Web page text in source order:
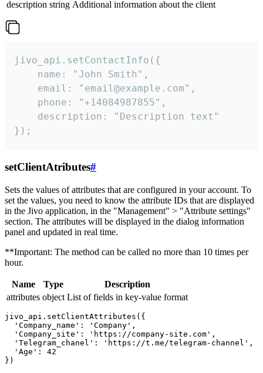
description string Additional information about the client
jivo_api.setContactInfo({
    name: "John Smith",
    email: "email@example.com",
    phone: "+14084987855",
    description: "Description text"
});
setClientAtributes#
Sets the values ​​of attributes that are configured in your account. To
set the values, you need to know the attribute IDs that are displayed
in the Jivo application, in the "Management" > "Attribute settings"
section. The attributes will be displayed in the dialog information
panel and updated in real time.
**Important: The method can be called no more than 10 times per
hour.
Name Type
Description
attributes object List of fields in key-value format
jivo_api.setClientAttributes({
  'Company_name': 'Company',
  'Company_site': 'https://company-site.com',
  'Telegram_chanel': 'https://t.me/telegram-channel',
  'Age': 42